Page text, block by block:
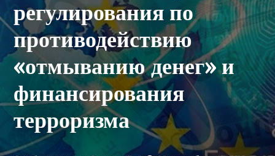
регулирования по
противодействию
«отмыванию денег» и
финансирования
терроризма